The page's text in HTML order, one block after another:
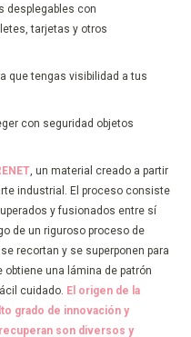
desplegables con
tarjetas y otros
que tengas visibilidad a tus
con seguridad objetos
, un material creado a partir
industrial. El proceso consiste
y fusionados entre sí
de un riguroso proceso de
recortan y se superponen para
una lámina de patrón
cuidado. El origen de la
grado de innovación y
son diversos y